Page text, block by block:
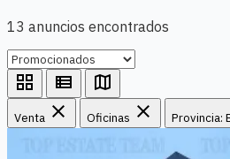
13 anuncios encontrados
grid_view view_list map
Venta close Oficinas close Provincia: